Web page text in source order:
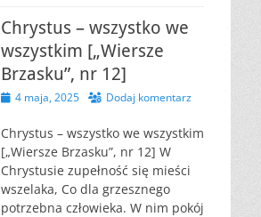
Chrystus – wszystko we
wszystkim [„Wiersze
Brzasku”, nr 12]
Opublikowano
4 maja, 2025 Dodaj komentarz
Chrystus – wszystko we wszystkim
[„Wiersze Brzasku”, nr 12] W
Chrystusie zupełność się mieści
wszelaka, Co dla grzesznego
potrzebna człowieka. W nim pokój